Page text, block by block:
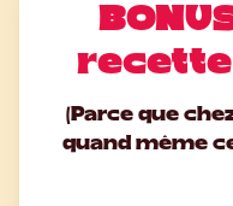
recette
(Parce que
quand même